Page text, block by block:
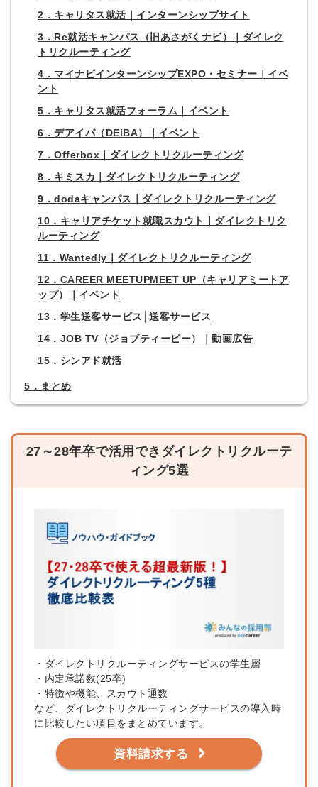
2．キャリタス就活｜インターンシップサイト
3．Re就活キャンパス（旧あさがくナビ）｜ダイレク
トリクルーティング
4．マイナビインターンシップEXPO・セミナー｜イベ
ント
5．キャリタス就活フォーラム｜イベント
6．デアイバ（DEiBA）｜イベント
7．Offerbox｜ダイレクトリクルーティング
8．キミスカ｜ダイレクトリクルーティング
9．dodaキャンパス｜ダイレクトリクルーティング
10．キャリアチケット就職スカウト｜ダイレクトリク
ルーティング
11．Wantedly｜ダイレクトリクルーティング
12．CAREER MEETUPMEET UP（キャリアミートア
ップ）｜イベント
13．学生送客サービス│送客サービス
14．JOB TV（ジョブティービー）｜動画広告
15．シンアド就活
5．まとめ
27～28年卒で活用できダイレクトリクルーテ
ィング5選
・ダイレクトリクルーティングサービスの学生層
・ 内定承諾数(25卒)
・特徴や機能、スカウト通数
など、ダイレクトリクルーティングサービスの導入時
に比較したい項目をまとめています。
資料請求する